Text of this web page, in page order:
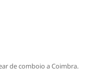
de comboio a Coimbra.